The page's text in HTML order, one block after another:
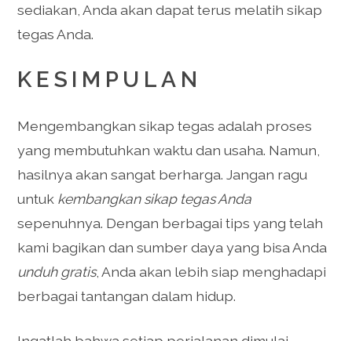
sediakan, Anda akan dapat terus melatih sikap
tegas Anda.
KESIMPULAN
Mengembangkan sikap tegas adalah proses
yang membutuhkan waktu dan usaha. Namun,
hasilnya akan sangat berharga. Jangan ragu
untuk kembangkan sikap tegas Anda
sepenuhnya. Dengan berbagai tips yang telah
kami bagikan dan sumber daya yang bisa Anda
unduh gratis, Anda akan lebih siap menghadapi
berbagai tantangan dalam hidup.